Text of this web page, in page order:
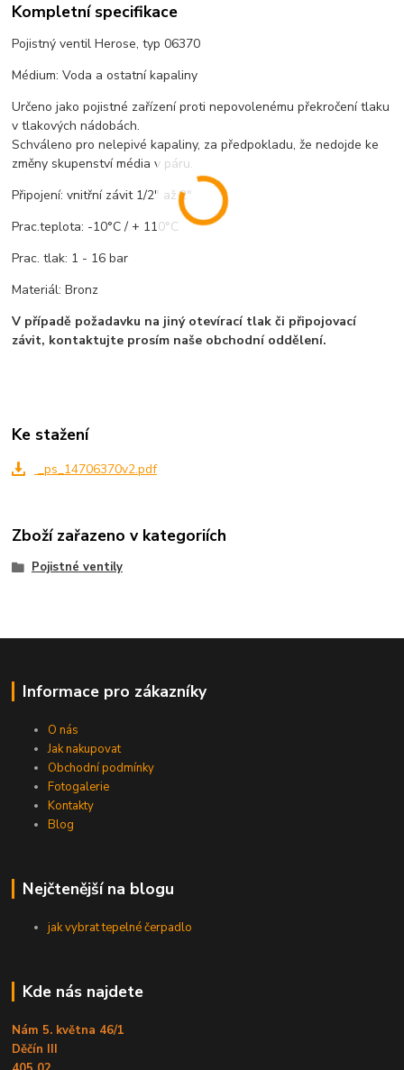
Kompletní specifikace
Pojistný ventil Herose, typ 06370
Médium: Voda a ostatní kapaliny
Určeno jako pojistné zařízení proti nepovolenému překročení tlaku
v tlakových nádobách.
Schváleno pro nelepivé kapaliny, za předpokladu, že nedojde ke
změny skupenství média v páru.
Připojení: vnitřní závit 1/2" až 2"
Prac.teplota: -10°C / + 110°C
Prac. tlak: 1 - 16 bar
Materiál: Bronz
V případě požadavku na jiný otevírací tlak či připojovací
závit, kontaktujte prosím naše obchodní oddělení.
Ke stažení
_ps_14706370v2.pdf
Zboží zařazeno v kategoriích
Pojistné ventily
Informace pro zákazníky
O nás
Jak nakupovat
Obchodní podmínky
Fotogalerie
Kontakty
Blog
Nejčtenější na blogu
jak vybrat tepelné čerpadlo
Kde nás najdete
Nám 5. května 46/1
Děčín III